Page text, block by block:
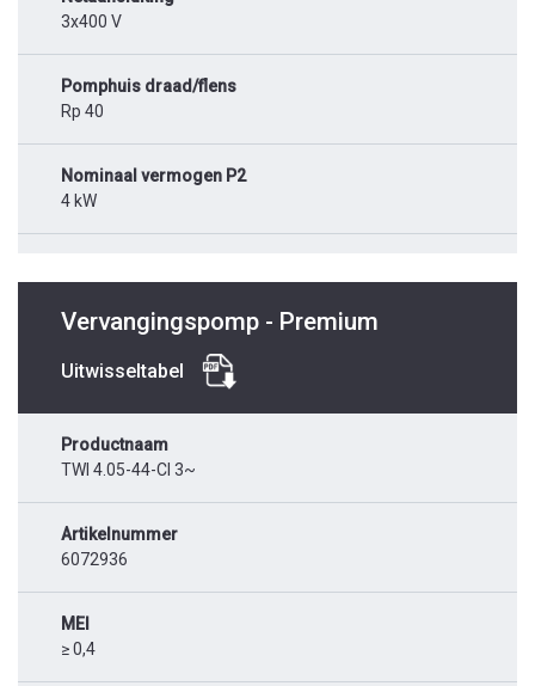
3x400 V
Pomphuis draad/flens
Rp 40
Nominaal vermogen P2
4 kW
Vervangingspomp - Premium
Uitwisseltabel
Productnaam
TWI 4.05-44-CI 3~
Artikelnummer
6072936
MEI
≥ 0,4